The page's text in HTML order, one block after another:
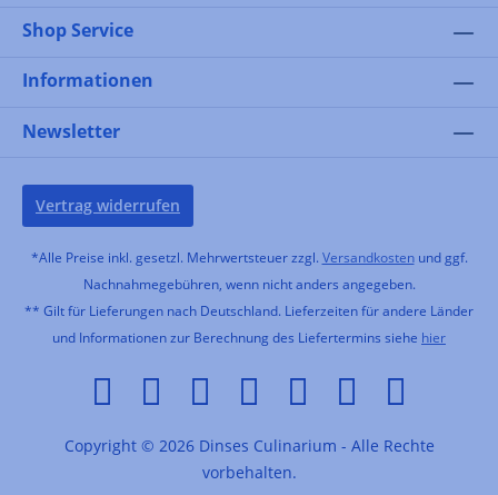
Shop Service
Informationen
Newsletter
Vertrag widerrufen
*Alle Preise inkl. gesetzl. Mehrwertsteuer zzgl. Versandkostenund ggf.
Nachnahmegebühren, wenn nicht anders angegeben.
** Gilt für Lieferungen nach Deutschland. Lieferzeiten für andere Länder
und Informationen zur Berechnung des Liefertermins siehe hier
Copyright © 2026 Dinses Culinarium - Alle Rechte
vorbehalten.